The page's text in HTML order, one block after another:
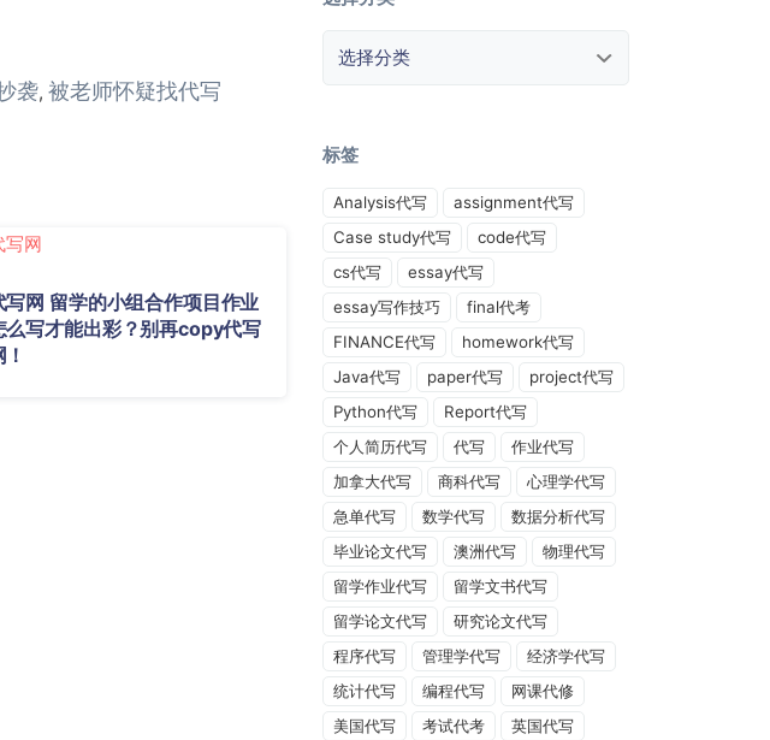
袭, 被老师怀疑找代写
写网 留学的小组合作项目作业
么写才能出彩？别再copy代写
标签
Analysis代写
assignment代写
Case study代写
code代写
cs代写
essay代写
essay写作技巧
final代考
FINANCE代写
homework代写
Java代写
paper代写
project代写
Python代写
Report代写
个人简历代写
代写
作业代写
加拿大代写
商科代写
心理学代写
急单代写
数学代写
数据分析代写
毕业论文代写
澳洲代写
物理代写
留学作业代写
留学文书代写
留学论文代写
研究论文代写
程序代写
管理学代写
经济学代写
统计代写
编程代写
网课代修
美国代写
考试代考
英国代写